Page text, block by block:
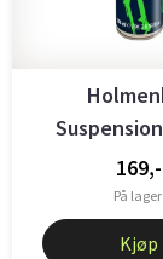
200ml
169,-
På lager
Kjøp